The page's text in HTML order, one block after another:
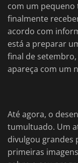
com um pequeno
finalmente
acordo com
está a preparar
final de
apareça com um
Até agora, o
tumultuado. Um
divulgou grandes
primeiras